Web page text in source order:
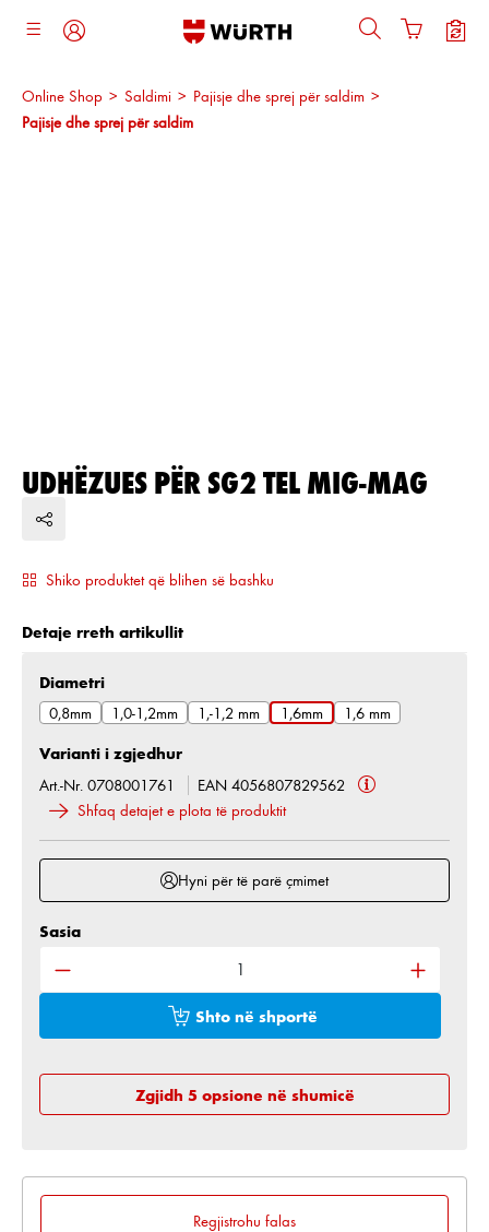
kryesore
Online Shop > Saldimi > Pajisje dhe sprej për saldim >
Pajisje dhe sprej për saldim
UDHËZUES PËR SG2 TEL MIG-MAG
Shiko produktet që blihen së bashku
Detaje rreth artikullit
Zgjidh
Diametri
0,8mm
1,0-1,2mm 1,-1,2 mm 1,6mm 1,6 mm
Varianti i zgjedhur
Art.-Nr. 0708001761
EAN 4056807829562
Shfaq detajet e plota të produktit
Hyni për të parë çmimet
Sasia e produktit: Shkruani sasinë e dëshiruar
Sasia
Shto në shportë
Zgjidh 5 opsione në shumicë
Regjistrohu falas